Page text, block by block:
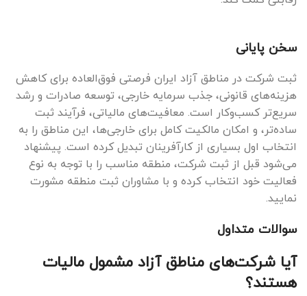
سخن پایانی
ثبت شرکت در مناطق آزاد ایران فرصتی فوق‌العاده برای کاهش
هزینه‌های قانونی، جذب سرمایه خارجی، توسعه صادرات و رشد
سریع‌تر کسب‌وکار است. معافیت‌های مالیاتی، فرآیند ثبت
ساده‌تر، و امکان مالکیت کامل برای خارجی‌ها، این مناطق را به
انتخاب اول بسیاری از کارآفرینان تبدیل کرده است. پیشنهاد
می‌شود قبل از ثبت شرکت، منطقه مناسب را با توجه به نوع
فعالیت خود انتخاب کرده و با مشاوران ثبت منطقه مشورت
نمایید.
سوالات متداول
آیا شرکت‌های مناطق آزاد مشمول مالیات
هستند؟